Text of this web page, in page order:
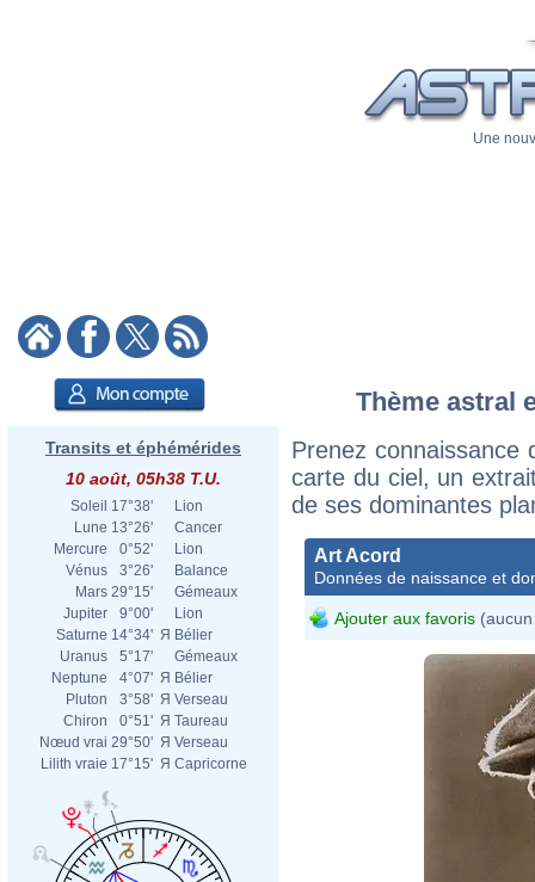
Une
Transits et éphémérides
10 août, 05h38 T.U.
Soleil 17°38'
Lion
Lune 13°26'
Cancer
Mercure
0°52'
Lion
Vénus
3°26'
Balance
Mars 29°15'
Gémeaux
Jupiter
9°00'
Lion
Saturne 14°34' Я Bélier
Uranus
5°17'
Gémeaux
Neptune
4°07' Я Bélier
Pluton
3°58' Я Verseau
Chiron
0°51' Я Taureau
Nœud vrai 29°50' Я Verseau
Lilith vraie 17°15' Я Capricorne
Thème astral
Prenez connaissance
carte du ciel, un
de ses dominantes
Art Acord
Données de naissance et
Ajouter aux favoris